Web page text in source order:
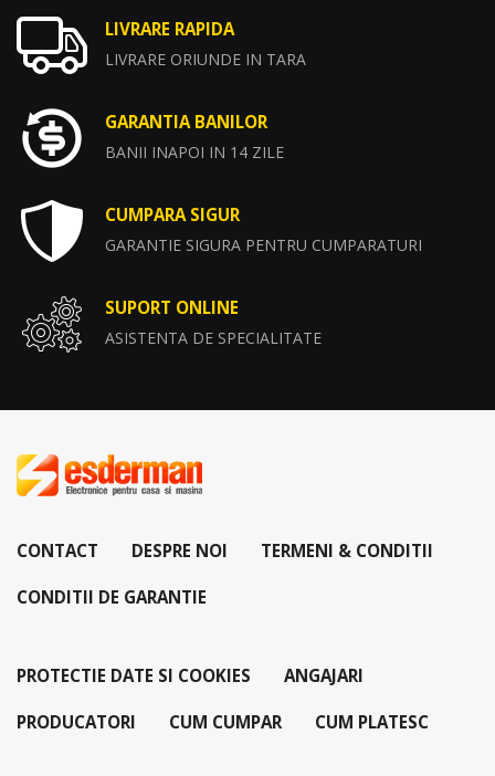
LIVRARE RAPIDA
LIVRARE ORIUNDE IN TARA
GARANTIA BANILOR
BANII INAPOI IN 14 ZILE
CUMPARA SIGUR
GARANTIE SIGURA PENTRU CUMPARATURI
SUPORT ONLINE
ASISTENTA DE SPECIALITATE
CONTACT DESPRE NOI TERMENI & CONDITII
CONDITII DE GARANTIE
PROTECTIE DATE SI COOKIES ANGAJARI
PRODUCATORI CUM CUMPAR CUM PLATESC